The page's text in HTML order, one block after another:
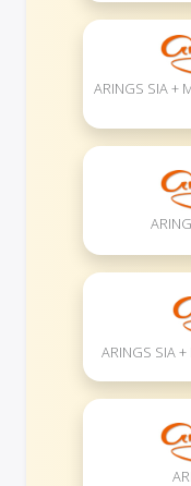
ARINGS SIA +
ARINGS SIA